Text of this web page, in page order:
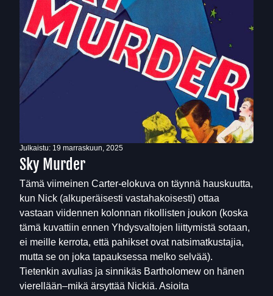
Julkaistu: 19 marraskuun, 2025
Sky Murder
Tämä viimeinen Carter-elokuva on täynnä hauskuutta,
kun Nick (alkuperäisesti vastahakoisesti) ottaa
vastaan viidennen kolonnan rikollisten joukon (koska
tämä kuvattiin ennen Yhdysvaltojen liittymistä sotaan,
ei meille kerrota, että pahikset ovat natsimatkustajia,
mutta se on joka tapauksessa melko selvää).
Tietenkin avulias ja sinnikäs Bartholomew on hänen
vierellään–mikä ärsyttää Nickiä. Asioita